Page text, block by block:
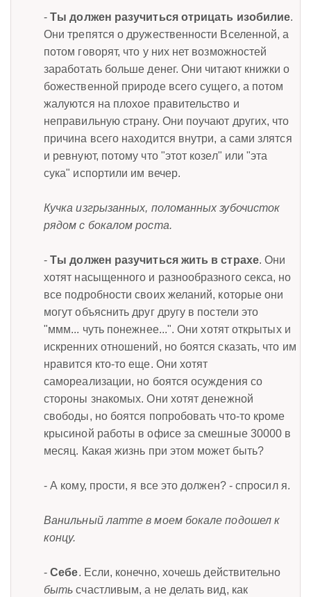
-Ты должен разучиться отрицать изобилие.
Они трепятся о дружественности Вселенной, а
потом говорят, что у них нет возможностей
заработать больше денег. Они читают книжки о
божественной природе всего сущего, а потом
жалуются на плохое правительство и
неправильную страну. Они поучают других, что
причина всего находится внутри, а сами злятся
и ревнуют, потому что "этот козел" или "эта
сука" испортили им вечер.
Кучка изгрызанных, поломанных зубочисток
рядом с бокалом роста.
-Ты должен разучиться жить в страхе. Они
хотят насыщенного и разнообразного секса, но
все подробности своих желаний, которые они
могут объяснить друг другу в постели это
"ммм... чуть понежнее...". Они хотят открытых и
искренних отношений, но боятся сказать, что им
нравится кто-то еще. Они хотят
самореализации, но боятся осуждения со
стороны знакомых. Они хотят денежной
свободы, но боятся попробовать что-то кроме
крысиной работы в офисе за смешные 30000 в
месяц. Какая жизнь при этом может быть?
- А кому, прости, я все это должен? - спросил я.
Ванильный латте в моем бокале подошел к
концу.
-Себе. Если, конечно, хочешь действительно
быть счастливым, а не делать вид, как